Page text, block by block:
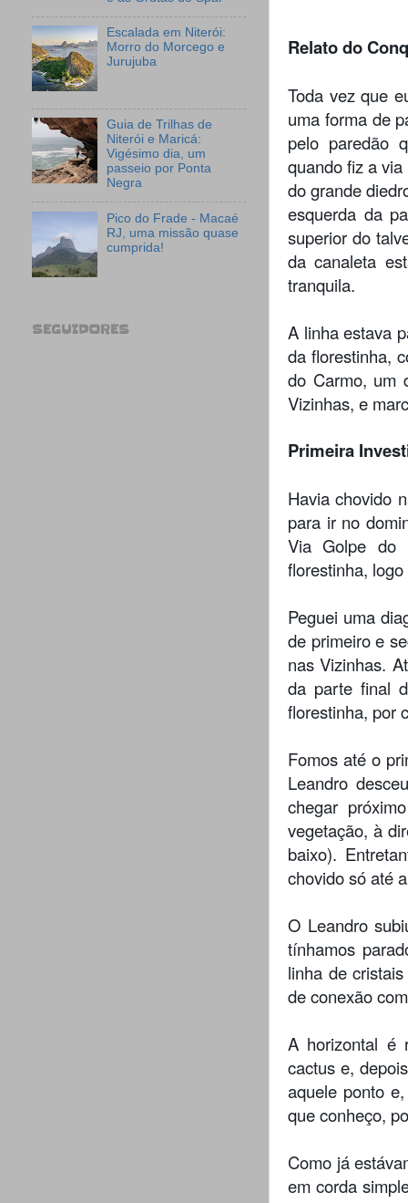
Relato do
Toda vez que
uma forma de
pelo paredão
quando fiz a
do grande
esquerda da
superior do
da canaleta
tranquila.
A linha estava
da florestinha,
do Carmo, um
Vizinhas, e
Primeira
Havia chovido
para ir no
Via Golpe do
florestinha,
Peguei uma
de primeiro e
nas Vizinhas.
da parte final
florestinha, por
Fomos até o
Leandro
chegar
vegetação, à
baixo).
chovido só até
O Leandro
tínhamos
linha de
de conexão
A horizontal é
cactus e,
aquele ponto
que conheço,
Como já
em corda
Escalada em Niterói:
Morro do Morcego e
Jurujuba
Guia de Trilhas de
Niterói e Maricá:
Vigésimo dia, um
passeio por Ponta
Negra
Pico do Frade - Macaé
RJ, uma missão quase
cumprida!
SEGUIDORES